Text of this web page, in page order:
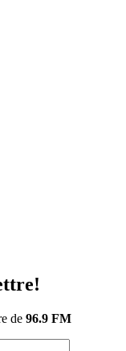
de 96.9 FM